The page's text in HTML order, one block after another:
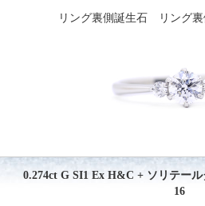
リング裏側誕生石 リング
0.274ct G SI1 Ex H&C + ソリテー
16